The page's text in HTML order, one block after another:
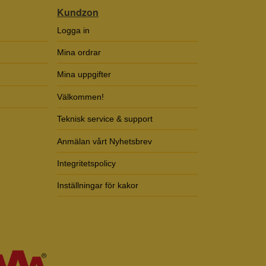
Kundzon
Logga in
Mina ordrar
Mina uppgifter
Välkommen!
Teknisk service & support
Anmälan vårt Nyhetsbrev
Integritetspolicy
Inställningar för kakor